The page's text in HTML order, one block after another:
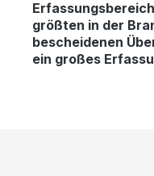
größten in der
bescheidenen
ein großes